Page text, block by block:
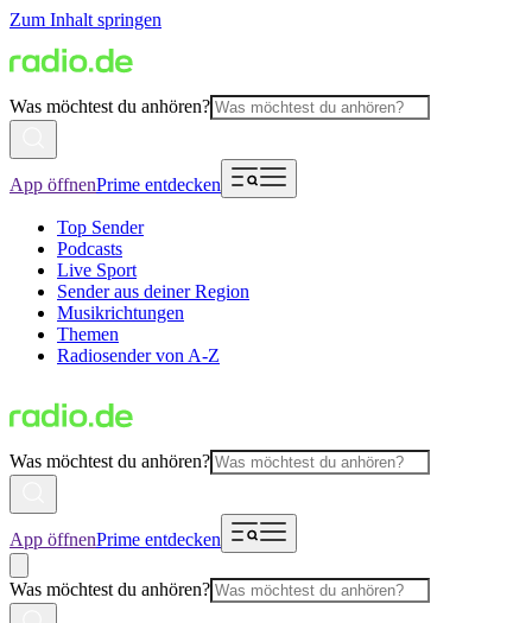
Zum Inhalt springen
Was möchtest du anhören?
App öffnenPrime entdecken
Top Sender
Podcasts
Live Sport
Sender aus deiner Region
Musikrichtungen
Themen
Radiosender von A-Z
Was möchtest du anhören?
App öffnenPrime entdecken
Was möchtest du anhören?